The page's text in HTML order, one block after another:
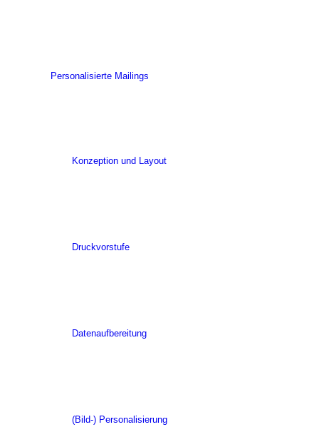
Personalisierte Mailings
Konzeption und Layout
Druckvorstufe
Datenaufbereitung
(Bild-) Personalisierung